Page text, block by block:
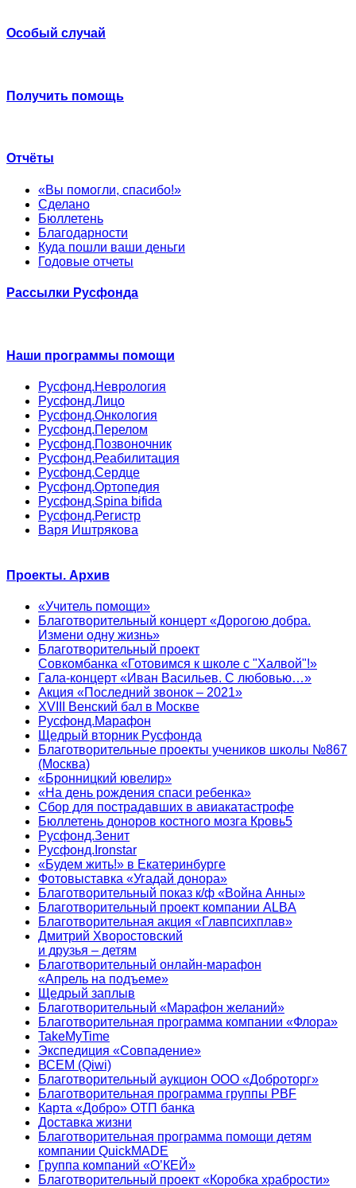
Особый случай
Получить помощь
Отчёты
«Вы помогли, спасибо!»
Сделано
Бюллетень
Благодарности
Куда пошли ваши деньги
Годовые отчеты
Рассылки Русфонда
Наши программы помощи
Русфонд.Неврология
Русфонд.Лицо
Русфонд.Онкология
Русфонд.Перелом
Русфонд.Позвоночник
Русфонд.Реабилитация
Русфонд.Сердце
Русфонд.Ортопедия
Русфонд.Spina bifida
Русфонд.Регистр
Варя Иштрякова
Проекты. Архив
«Учитель помощи»
Благотворительный концерт «Дорогою добра.
Измени одну жизнь»
Благотворительный проект
Совкомбанка «Готовимся к школе с "Халвой"!»
Гала-концерт «Иван Васильев. С любовью…»
Акция «Последний звонок – 2021»
XVIII Венский бал в Москве
Русфонд.Марафон
Щедрый вторник Русфонда
Благотворительные проекты учеников школы №867
(Москва)
«Бронницкий ювелир»
«На день рождения спаси ребенка»
Сбор для пострадавших в авиакатастрофе
Бюллетень доноров костного мозга Кровь5
Русфонд.Зенит
Русфонд.Ironstar
«Будем жить!» в Екатеринбурге
Фотовыставка «Угадай донора»
Благотворительный показ к/ф «Война Анны»
Благотворительный проект компании ALBA
Благотворительная акция «Главпсихплав»
Дмитрий Хворостовский
и друзья – детям
Благотворительный онлайн‑марафон
«Апрель на подъеме»
Щедрый заплыв
Благотворительный «Марафон желаний»
Благотворительная программа компании «Флора»
TakeMyTime
Экспедиция «Совпадение»
ВСЕМ (Qiwi)
Благотворительный аукцион ООО «Доброторг»
Благотворительная программа группы PBF
Карта «Добро» ОТП банка
Доставка жизни
Благотворительная программа помощи детям
компании QuickMADE
Группа компаний «О’КЕЙ»
Благотворительный проект «Коробка храбрости»